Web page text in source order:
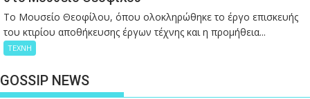
Το Μουσείο Θεοφίλου, όπου ολοκληρώθηκε το έργο επισκευής
του κτιρίου αποθήκευσης έργων τέχνης και η προμήθεια...
ΤΕΧΝΗ
GOSSIP NEWS